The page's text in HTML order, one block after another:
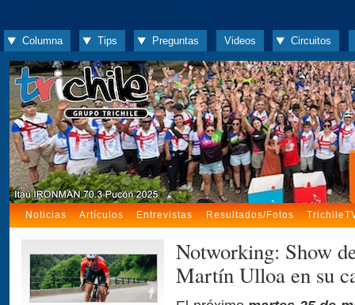
Columna Tips Preguntas Videos Circuitos
Noticias Artículos Entrevistas Resultados/Fotos
Notworking: Show
Martín Ulloa en su